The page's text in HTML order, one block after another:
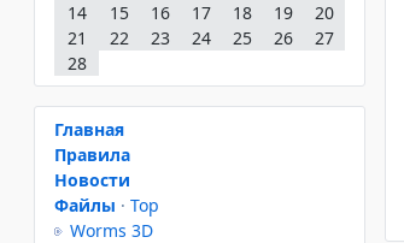
14
15 16 17 18 19
20
21
22 23 24 25 26
27
28
Главная
Правила
Новости
Файлы · Top
Worms 3D